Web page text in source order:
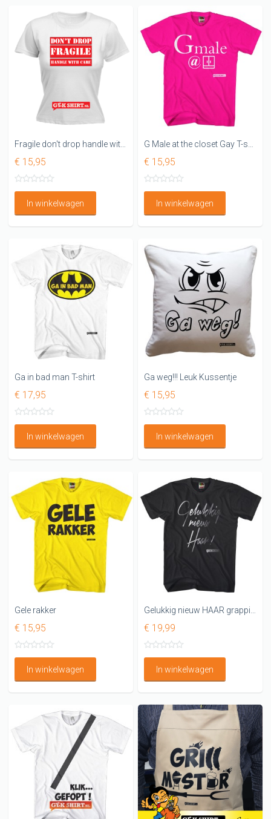
Fragile don't drop handle with care Dames T-shirt
€ 15,95
In winkelwagen
€ 15,95
In winkelwagen
Ga in bad man T-shirt
€ 17,95
In winkelwagen
Ga weg!!! Leuk Kussentje
€ 15,95
In winkelwagen
Gele rakker
€ 15,95
In winkelwagen
€ 19,99
In winkelwagen